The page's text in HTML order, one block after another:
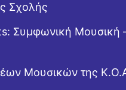
Σχολής
Συμφωνική Μουσική
Μουσικών της